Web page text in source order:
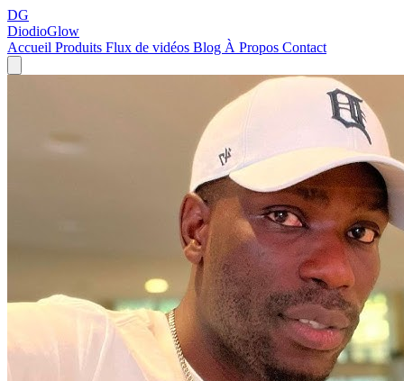
DG
DiodioGlow
Accueil Produits Flux de vidéos Blog À Propos Contact